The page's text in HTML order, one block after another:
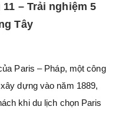
– Trải nghiệm 5
Tây
Paris – Pháp, một công
dựng vào năm 1889,
khi du lịch chọn Paris